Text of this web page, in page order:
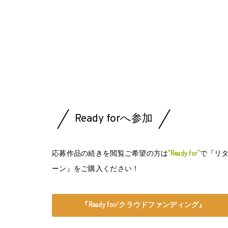
Ready forへ参加
応募作品の続きを閲覧ご希望の方は“Ready for”で『リ
ーン』をご購入ください！
『Ready for/クラウドファンディング』